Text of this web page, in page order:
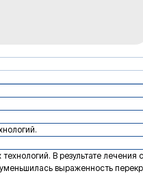
В результате
выраженность